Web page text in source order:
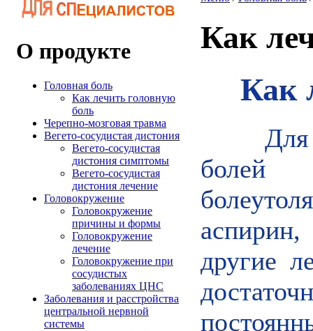
О продукте
Головная боль
Как лечить головную
боль
Черепно-мозговая травма
Вегето-сосудистая дистония
Вегето-сосудистая
дистония симптомы
Вегето-сосудистая
дистония лечение
Головокружение
Головокружение
причины и формы
Головокружение
лечение
Головокружение при
сосудистых
заболеваниях ЦНС
Заболевания и расстройства
центральной нервной
системы
Как
Как
болей
другие